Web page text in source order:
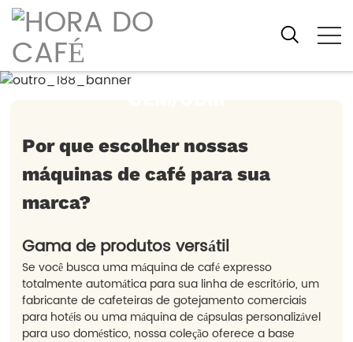
Explore nossa equipe profissional
Coleções de máquinas de café
Por que escolher nossas
máquinas de café para sua
marca?
Gama de produtos versátil
Se você busca uma máquina de café expresso
totalmente automática para sua linha de escritório, um
fabricante de cafeteiras de gotejamento comerciais
para hotéis ou uma máquina de cápsulas personalizável
para uso doméstico, nossa coleção oferece a base